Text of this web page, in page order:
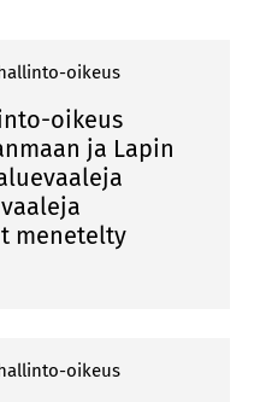
oikeus
oikeus
ja Lapin
menetelty
oikeus